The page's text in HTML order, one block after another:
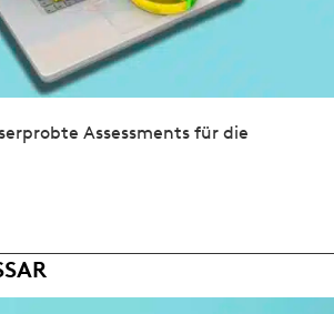
Assessments für die